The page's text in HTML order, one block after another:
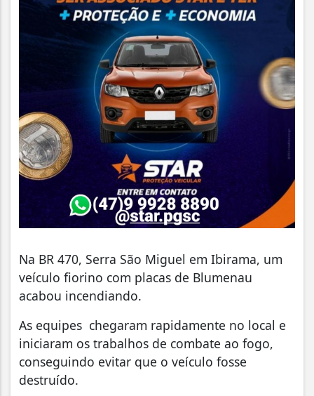
Na BR 470, Serra São Miguel em Ibirama, um
veículo fiorino com placas de Blumenau
acabou incendiando.
As equipes chegaram rapidamente no local e
iniciaram os trabalhos de combate ao fogo,
conseguindo evitar que o veículo fosse
destruído.